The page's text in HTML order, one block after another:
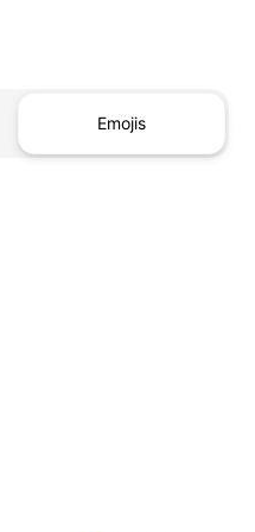
Emojis